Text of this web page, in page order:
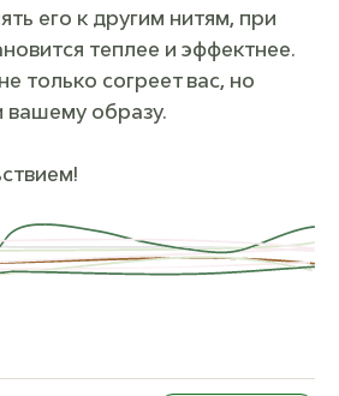
его к другим нитям, при
теплее и эффектнее.
только согреет вас, но
вашему образу.